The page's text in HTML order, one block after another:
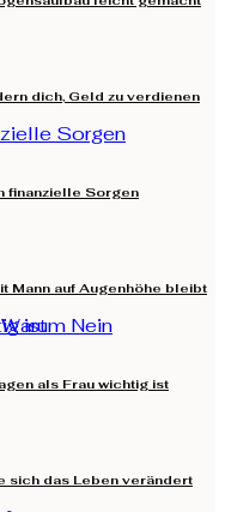
dich, Geld zu verdienen
finanzielle Sorgen
Mann auf Augenhöhe bleibt
als Frau wichtig ist
sich das Leben verändert